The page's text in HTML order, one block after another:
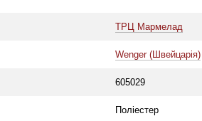
ТРЦ Мармелад
Wenger (Швейцарія)
605029
Поліестер